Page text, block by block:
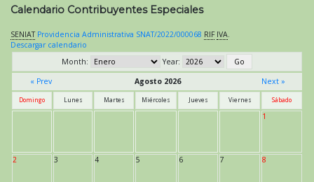
Calendario Contribuyentes Especiales
SENIAT Providencia Administrativa SNAT/2022/000068 RIF IVA
Descargar calendario
Month:
Year:
« Prev
Agosto 2026 Next »
Domingo Lunes Martes Miércoles Jueves Viernes Sábado
1
2 3 4 5 6 7 8